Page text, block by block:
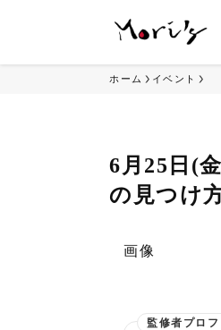
ホーム イベント
6月25日(
の見つけ方
画像